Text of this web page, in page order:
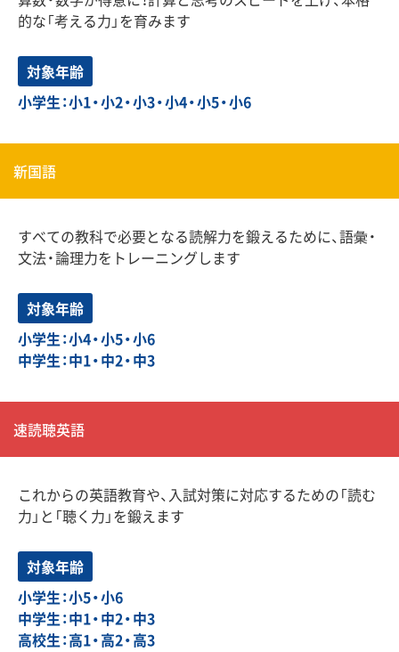
的な「考える力」を育みます
対象年齢
小学生：小1・小2・小3・小4・小5・小6
新国語
すべての教科で必要となる読解力を鍛えるために、語彙・
文法・論理力をトレーニングします
対象年齢
小学生：小4・小5・小6
中学生：中1・中2・中3
速読聴英語
これからの英語教育や、入試対策に対応するための「読む
力」と「聴く力」を鍛えます
対象年齢
小学生：小5・小6
中学生：中1・中2・中3
高校生：高1・高2・高3